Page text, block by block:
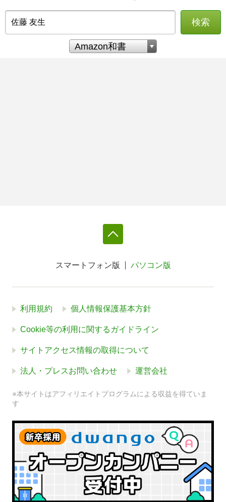
検索
スマートフォン版 パソコン版
利用規約 個人情報保護基本方針
Cookie等の利用に関するガイドライン
サイトアクセス情報の取得について
法人・プレスお問い合わせ 運営会社
※本サイトはアフィリエイトプログラムによる収益を得ていま
す